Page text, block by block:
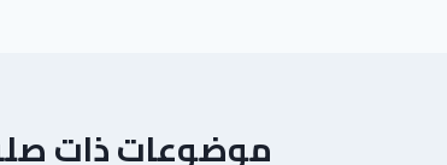
موضوعات ذات